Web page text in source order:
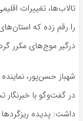
تالاب‌ها، تغییرات
را رقم زده که
درگیر موج‌های مکرر
شهباز حسن‌پور،
در گفت‌وگو با خبرنگار